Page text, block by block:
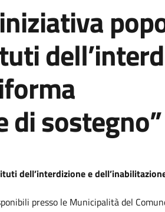
di sostegno”
dell’interdizione e
presso le Municipalità del